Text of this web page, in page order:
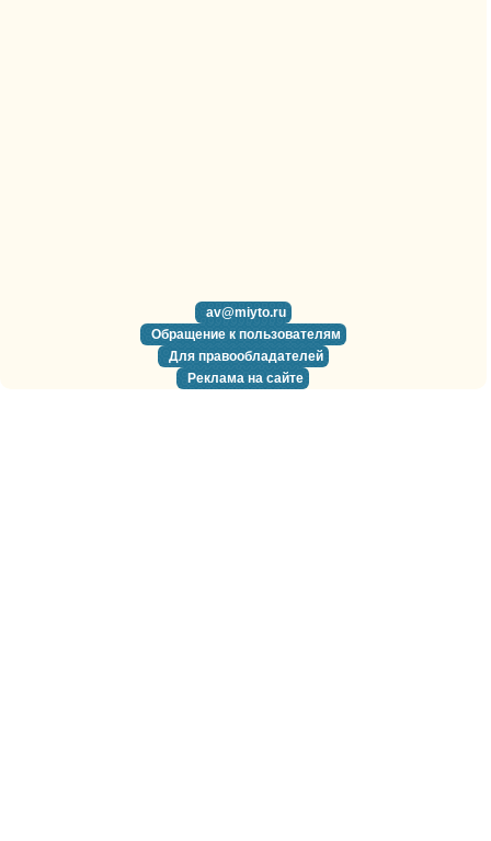
av@miyto.ru
Обращение к пользователям
Для правообладателей
Реклама на сайте